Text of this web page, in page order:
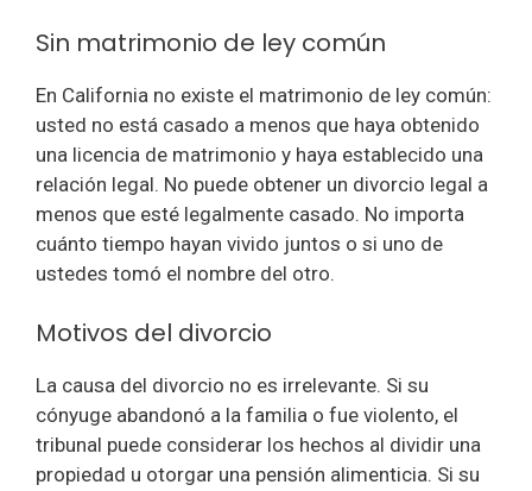
Sin matrimonio de ley común
En California no existe el matrimonio de ley común:
usted no está casado a menos que haya obtenido
una licencia de matrimonio y haya establecido una
relación legal. No puede obtener un divorcio legal a
menos que esté legalmente casado. No importa
cuánto tiempo hayan vivido juntos o si uno de
ustedes tomó el nombre del otro.
Motivos del divorcio
La causa del divorcio no es irrelevante. Si su
cónyuge abandonó a la familia o fue violento, el
tribunal puede considerar los hechos al dividir una
propiedad u otorgar una pensión alimenticia. Si su